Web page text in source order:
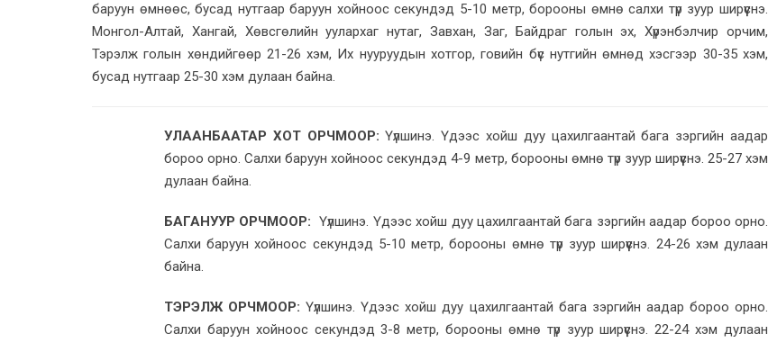
баруун өмнөөс, бусад нутгаар баруун хойноос секундэд 5-10 метр, борооны өмнө салхи түр зуур ширүүснэ.
Монгол-Алтай, Хангай, Хөвсгөлийн уулархаг нутаг, Завхан, Заг, Байдраг голын эх, Хүрэнбэлчир орчим,
Тэрэлж голын хөндийгөөр 21-26 хэм, Их нууруудын хотгор, говийн бүс нутгийн өмнөд хэсгээр 30-35 хэм,
бусад нутгаар 25-30 хэм дулаан байна.
УЛААНБААТАР ХОТ ОРЧМООР: Үүлшинэ. Үдээс хойш дуу цахилгаантай бага зэргийн аадар
бороо орно. Салхи баруун хойноос секундэд 4-9 метр, борооны өмнө түр зуур ширүүснэ. 25-27 хэм
дулаан байна.
БАГАНУУР ОРЧМООР: Үүлшинэ. Үдээс хойш дуу цахилгаантай бага зэргийн аадар бороо орно.
Салхи баруун хойноос секундэд 5-10 метр, борооны өмнө түр зуур ширүүснэ. 24-26 хэм дулаан
байна.
ТЭРЭЛЖ ОРЧМООР: Үүлшинэ. Үдээс хойш дуу цахилгаантай бага зэргийн аадар бороо орно.
Салхи баруун хойноос секундэд 3-8 метр, борооны өмнө түр зуур ширүүснэ. 22-24 хэм дулаан